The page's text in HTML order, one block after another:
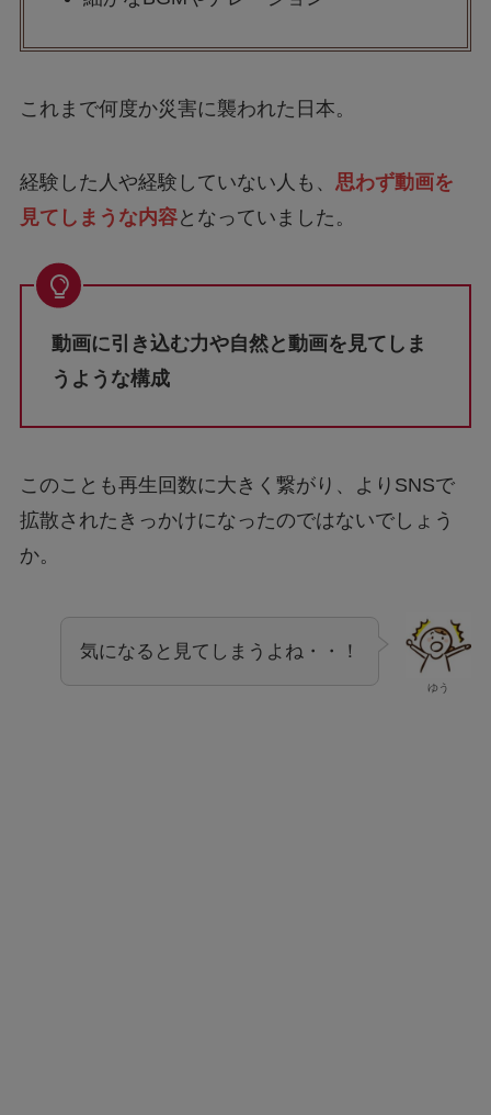
これまで何度か災害に襲われた日本。
経験した人や経験していない人も、
思わず動画を
見てしまうな内容 となっていました。
動画に引き込む力や自然と動画を見てしま
うような構成
このことも再生回数に大きく繋がり、よりSNSで
拡散されたきっかけになったのではないでしょう
か。
気になると見てしまうよね・・！